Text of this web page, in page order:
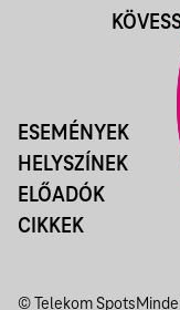
ESEMÉNYEK
HELYSZÍNEK
ELŐADÓK
CIKKEK
© Telekom Spots